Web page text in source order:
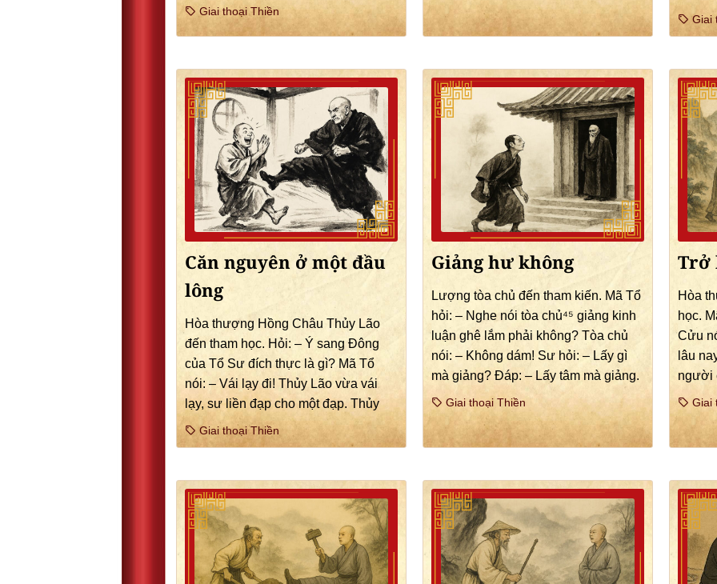
Giai thoại Thiền
Giai
Căn nguyên ở một đầu
lông
Hòa thượng Hồng Châu Thủy Lão
đến tham học. Hỏi: – Ý sang Đông
của Tổ Sư đích thực là gì? Mã Tổ
nói: – Vái lạy đi! Thủy Lão vừa vái
lạy, sư liền đạp cho một đạp. Thủy
Giai thoại Thiền
Giảng hư không
Lượng tòa chủ đến tham kiến. Mã Tổ
hỏi: – Nghe nói tòa chủ⁴⁵ giảng kinh
luận ghê lắm phải không? Tòa chủ
nói: – Không dám! Sư hỏi: – Lấy gì
mà giảng? Đáp: – Lấy tâm mà giảng.
Giai thoại Thiền
Trở
Hòa
học.
Cửu
lâu
người
Giai